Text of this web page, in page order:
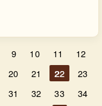
9 10 11
12
20 21 22
23
31 32 33
34